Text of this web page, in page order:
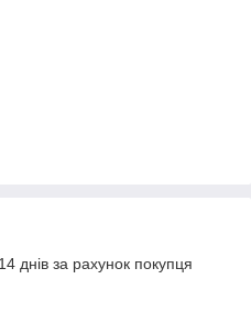
днів за рахунок покупця